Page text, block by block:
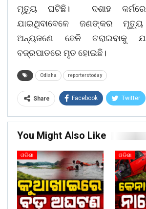
ମୃତ୍ୟୁ ଘଟିଛି। ଦଶାହ କର୍ମରେ
ଯାଇଥିବାବେଳେ ଜଣଙ୍କର ମୃତ୍ୟୁ
ଅନ୍ୟଜଣେ ଛେଳି ଚରାଇବାକୁ
ବଜ୍ରପାତରେ ମୃତ ହୋଇଛି।
Odisha reporterstoday
Share Facebook Twitter
You Might Also Like
ଓଡିଶା ଓଡିଶା